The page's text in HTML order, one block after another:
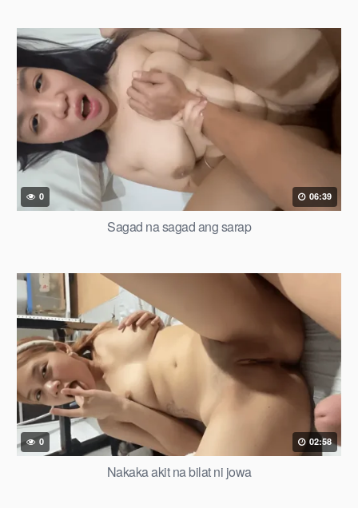
0 06:39
Sagad na sagad ang sarap
0 02:58
Nakaka akit na bilat ni jowa